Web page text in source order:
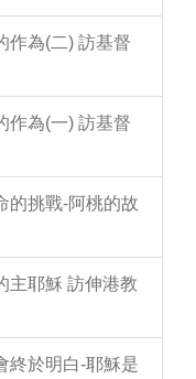
作為(二) 訪基督
作為(一) 訪基督
的挑戰-阿桃的故
主耶穌 訪伸港教
終於明白-耶穌是